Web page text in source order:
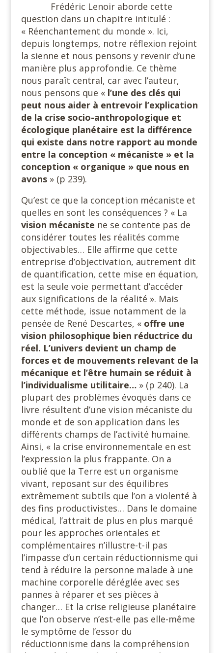
Frédéric Lenoir aborde cette
question dans un chapitre intitulé :
« Réenchantement du monde ». Ici,
depuis longtemps, notre réflexion rejoint
la sienne et nous pensons y revenir d’une
manière plus approfondie. Ce thème
nous paraît central, car avec l’auteur,
nous pensons que « l’une des clés qui
peut nous aider à entrevoir l’explication
de la crise socio-anthropologique et
écologique planétaire est la différence
qui existe dans notre rapport au monde
entre la conception « mécaniste » et la
conception « organique » que nous en
avons » (p 239).
Qu’est ce que la conception mécaniste et
quelles en sont les conséquences ? « La
vision mécaniste ne se contente pas de
considérer toutes les réalités comme
objectivables… Elle affirme que cette
entreprise d’objectivation, autrement dit
de quantification, cette mise en équation,
est la seule voie permettant d’accéder
aux significations de la réalité ». Mais
cette méthode, issue notamment de la
pensée de René Descartes, « offre une
vision philosophique bien réductrice du
réel. L’univers devient un champ de
forces et de mouvements relevant de la
mécanique et l’être humain se réduit à
l’individualisme utilitaire…» (p 240). La
plupart des problèmes évoqués dans ce
livre résultent d’une vision mécaniste du
monde et de son application dans les
différents champs de l’activité humaine.
Ainsi, « la crise environnementale en est
l’expression la plus frappante. On a
oublié que la Terre est un organisme
vivant, reposant sur des équilibres
extrêmement subtils que l’on a violenté à
des fins productivistes… Dans le domaine
médical, l’attrait de plus en plus marqué
pour les approches orientales et
complémentaires n’illustre-t-il pas
l’impasse d’un certain réductionnisme qui
tend à réduire la personne malade à une
machine corporelle déréglée avec ses
pannes à réparer et ses pièces à
changer… Et la crise religieuse planétaire
que l’on observe n’est-elle pas elle-même
le symptôme de l’essor du
réductionnisme dans la compréhension